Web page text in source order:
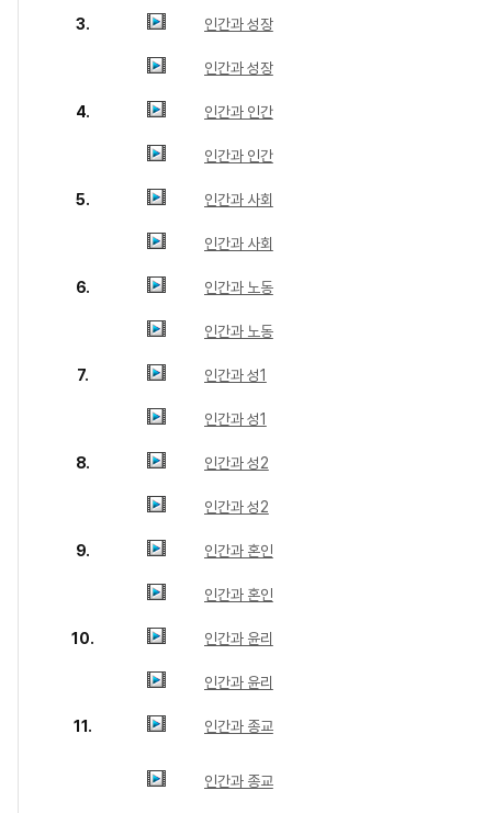
3. 인간과 성장
인간과 성장
4. 인간과 인간
인간과 인간
5. 인간과 사회
인간과 사회
6. 인간과 노동
인간과 노동
7. 인간과 성1
인간과 성1
8. 인간과 성2
인간과 성2
9. 인간과 혼인
인간과 혼인
10. 인간과 윤리
인간과 윤리
11. 인간과 종교
인간과 종교